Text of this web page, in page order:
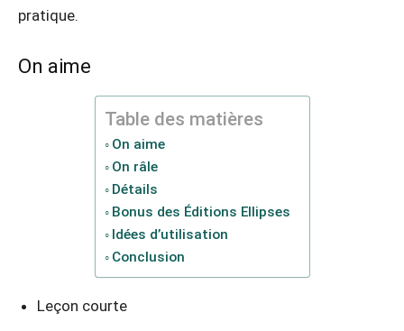
pratique.
On aime
Table des matières
On aime
On râle
Détails
Bonus des Éditions Ellipses
Idées d’utilisation
Conclusion
Leçon courte